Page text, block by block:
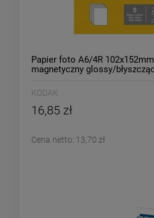
Papier foto A6/4R
magnetyczny glossy/
KODAK
16,85 zł
Cena netto: 13,70 zł